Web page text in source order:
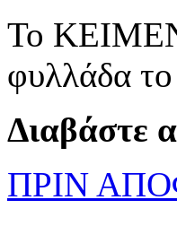
Το
φυλλάδα
Διαβάστε
ΠΡΙΝ